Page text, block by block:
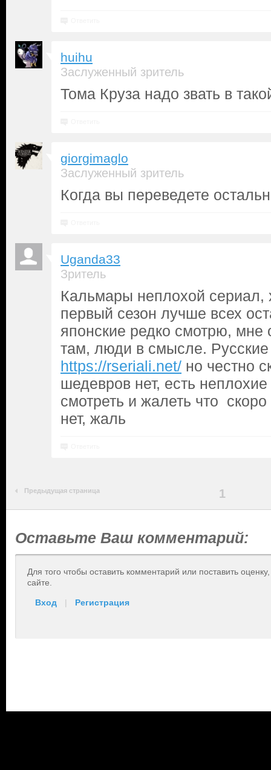
huihu
Заслуженный зритель
Тома Круза надо звать в
giorgimaglo
Заслуженный зритель
Когда вы переведете
Uganda33
Зритель
Кальмары неплохой сериал,
первый сезон лучше всех
японские редко смотрю, мне
там, люди в смысле.
https://rseriali.net/ но честно
шедевров нет, есть
смотреть и жалеть что скоро
нет, жаль
Предыдущая страница 1
Оставьте Ваш комментарий:
Для того чтобы оставить комментарий или поставить
сайте.
Вход | Регистрация